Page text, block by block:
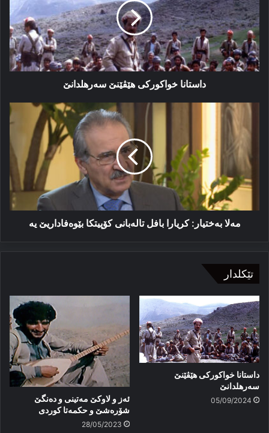
سەرهلدانێ
داستانا خواکورکی هێڤێنێ سەرهلدانێ
مەلا
بەختیار:
کریارا
بافل
تالەبانی
کۆپیتکا
بێوەفاداریێ
مەلا بەختیار: کریارا بافل تالەبانی کۆپیتکا بێوەفاداریێ یە
تێکلدار
داستانا خواکورکی هێڤێنێ
سەرهلدانێ
05/09/2024
ئەز و لاوكێ مەتینی و دەنگێ
شۆرەشێ و حكمەتا كوردی
28/05/2023